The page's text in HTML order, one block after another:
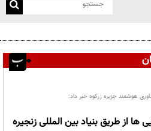
هوشمند جزیره زرکوه خبر داد:
از طریق بنیاد بین المللی زنجیره